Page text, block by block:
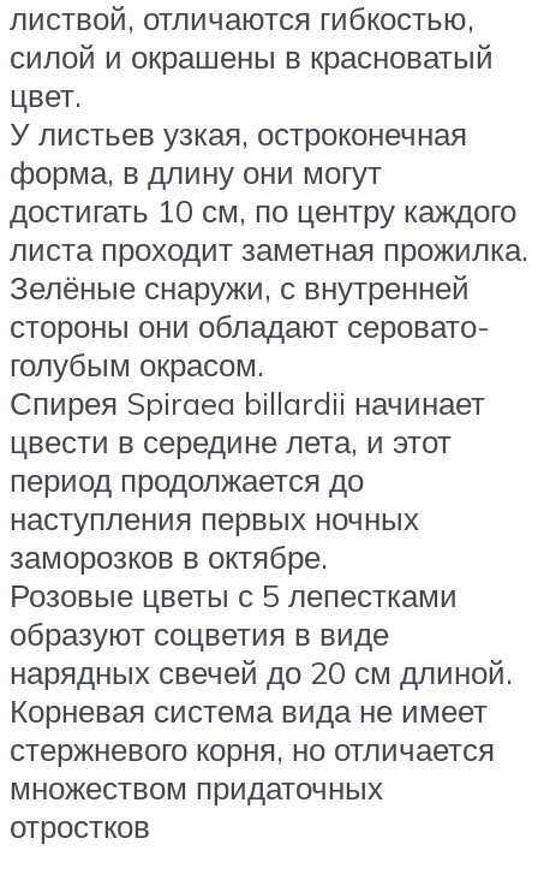
листвой, отличаются гибкостью,
силой и окрашены в красноватый
цвет.
У листьев узкая, остроконечная
форма, в длину они могут
достигать 10 см, по центру каждого
листа проходит заметная прожилка.
Зелёные снаружи, с внутренней
стороны они обладают серовато-
голубым окрасом.
Спирея Spiraea billardii начинает
цвести в середине лета, и этот
период продолжается до
наступления первых ночных
заморозков в октябре.
Розовые цветы с 5 лепестками
образуют соцветия в виде
нарядных свечей до 20 см длиной.
Корневая система вида не имеет
стержневого корня, но отличается
множеством придаточных
отростков